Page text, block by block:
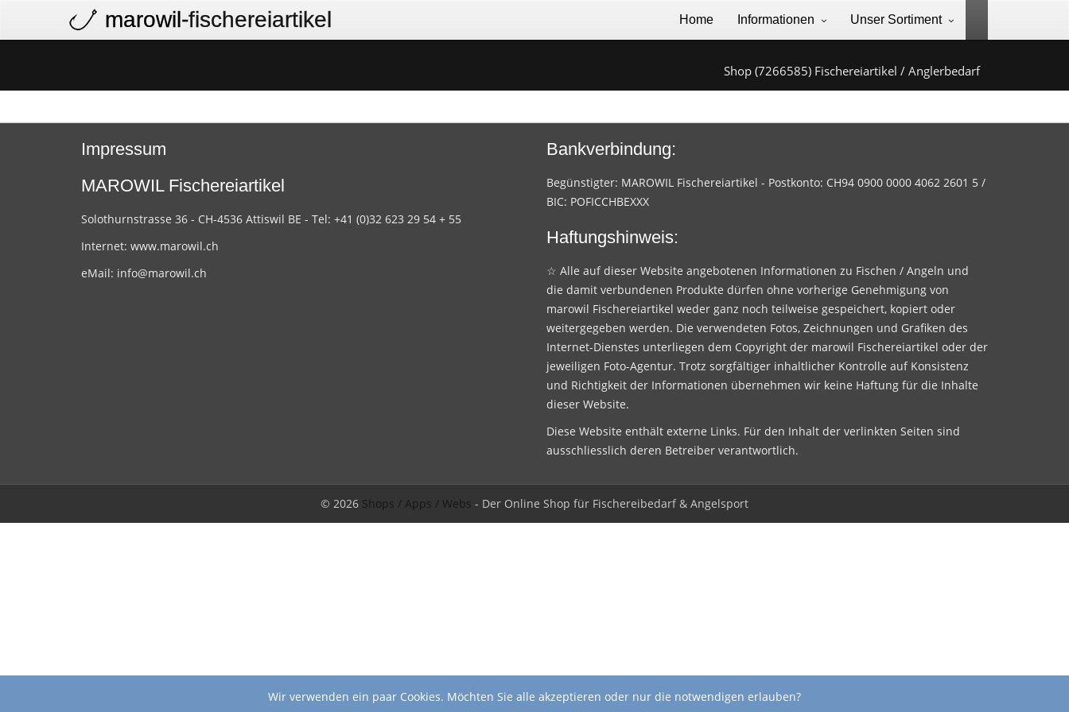
marowil-fischereiartikel Home Informationen Unser Sortiment
Shop (7266585) Fischereiartikel / Anglerbedarf
Impressum
MAROWIL Fischereiartikel
Solothurnstrasse 36 - CH-4536 Attiswil BE - Tel: +41 (0)32 623 29 54 + 55
Internet: www.marowil.ch
eMail: info@marowil.ch
Bankverbindung:
Begünstigter: MAROWIL Fischereiartikel - Postkonto: CH94 0900 0000 4062 2601 5 /
BIC: POFICCHBEXXX
Haftungshinweis:
☆ Alle auf dieser Website angebotenen Informationen zu Fischen / Angeln und
die damit verbundenen Produkte dürfen ohne vorherige Genehmigung von
marowil Fischereiartikel weder ganz noch teilweise gespeichert, kopiert oder
weitergegeben werden. Die verwendeten Fotos, Zeichnungen und Grafiken des
Internet-Dienstes unterliegen dem Copyright der marowil Fischereiartikel oder der
jeweiligen Foto-Agentur. Trotz sorgfältiger inhaltlicher Kontrolle auf Konsistenz
und Richtigkeit der Informationen übernehmen wir keine Haftung für die Inhalte
dieser Website.
Diese Website enthält externe Links. Für den Inhalt der verlinkten Seiten sind
ausschliesslich deren Betreiber verantwortlich.
© 2026 Shops / Apps / Webs - Der Online Shop für Fischereibedarf & Angelsport
Wir verwenden ein paar Cookies. Möchten Sie alle akzeptieren oder nur die notwendigen erlauben?